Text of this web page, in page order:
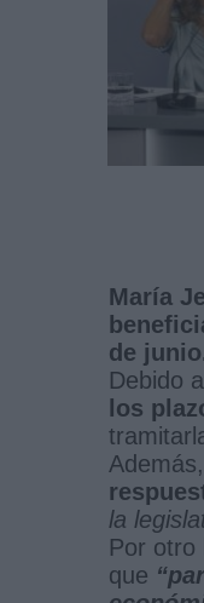
María
de
Debido
los
Además,
la
Por otro
que